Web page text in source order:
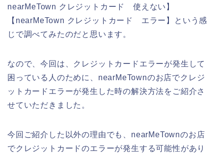
nearMeTown クレジットカード 使えない】
【nearMeTown クレジットカード エラー】という感
じで調べてみたのだと思います。
なので、今回は、クレジットカードエラーが発生して
困っている人のために、nearMeTownのお店でクレジ
ットカードエラーが発生した時の解決方法をご紹介さ
せていただきました。
今回ご紹介した以外の理由でも、nearMeTownのお店
でクレジットカードのエラーが発生する可能性があり